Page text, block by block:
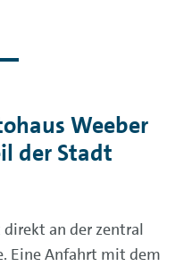
Weeber
der Stadt
an der zentral
Eine Anfahrt mit dem